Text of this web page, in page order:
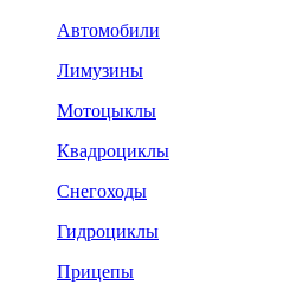
Автомобили
Лимузины
Мотоцыклы
Квадроциклы
Снегоходы
Гидроциклы
Прицепы